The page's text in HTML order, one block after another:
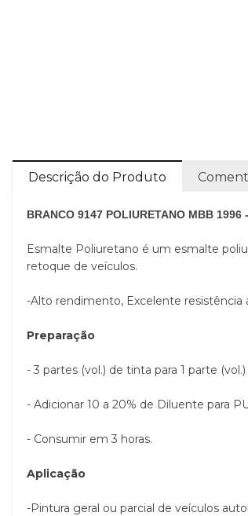
Descrição do Produto
BRANCO 9147 POLIURETANO MBB
Esmalte Poliuretano é um esmalte
retoque de veículos.
-Alto rendimento, Excelente
Preparação
- 3 partes (vol.) de tinta para 1 parte
- Adicionar 10 a 20% de Diluente para
- Consumir em 3 horas.
Aplicação
-Pintura geral ou parcial de veículos